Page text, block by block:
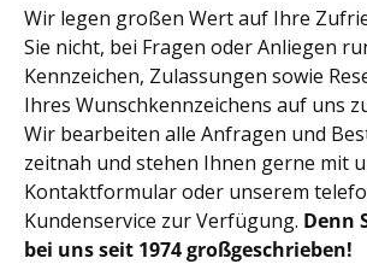
Wir legen großen Wert auf Ihre
Sie nicht, bei Fragen oder Anliegen
Kennzeichen, Zulassungen sowie
Ihres Wunschkennzeichens auf uns
Wir bearbeiten alle Anfragen und
zeitnah und stehen Ihnen gerne mit
Kontaktformular oder unserem
Kundenservice zur Verfügung. Denn
bei uns seit 1974 großgeschrieben!